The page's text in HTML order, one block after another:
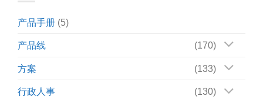
产品手册 (5)
产品线 (170)
方案 (133)
行政人事 (130)